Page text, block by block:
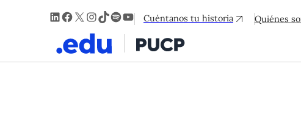
LinkedIn
Facebook
X Instagram
TikTok
Spotify
YouTube
Cuéntanos tu historia Quiénes